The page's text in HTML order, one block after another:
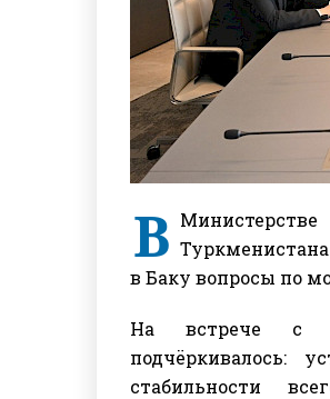
В
в Баку вопросы по
На встрече с
подчёркивалось:
стабильности